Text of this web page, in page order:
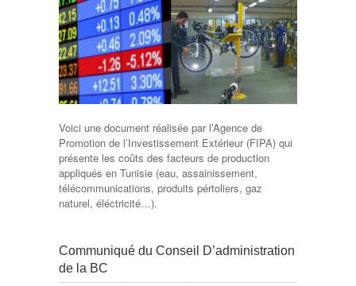
Voici une document réalisée par l’Agence de
Promotion de l’Investissement Extérieur (FIPA) qui
présente les coûts des facteurs de production
appliqués en Tunisie (eau, assainissement,
télécommunications, produits pértoliers, gaz
naturel, éléctricité…).
Communiqué du Conseil D’administration
de la BC